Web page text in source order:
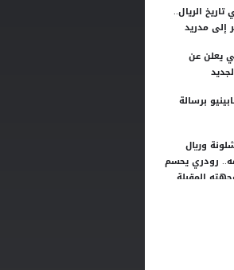
الريال..
إلى مدريد
يعلن عن
برسالة
وريال
رودري يحسم
المقبلة